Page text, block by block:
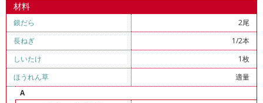
材料
銀だら
2尾
長ねぎ
1/2本
しいたけ
1枚
ほうれん草
適量
A